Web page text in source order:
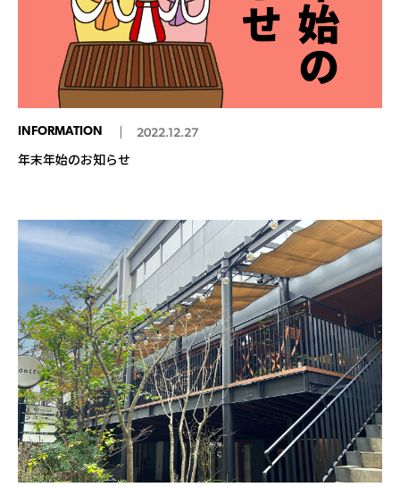
INFORMATION 2022.12.27
年末年始のお知らせ